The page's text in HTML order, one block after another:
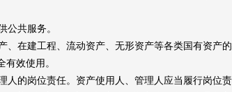
公共服务。
、在建工程、流动资产、无形资产等各类国有资产
效使用。
人的岗位责任。资产使用人、管理人应当履行岗位